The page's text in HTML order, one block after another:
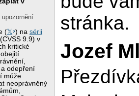
(𝕏 ) nasérii
(CVSS 9.9) v
kritické
odepření
může
neoprávněný
stránka.
Jozef